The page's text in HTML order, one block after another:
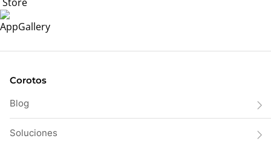
Corotos
Blog
Soluciones